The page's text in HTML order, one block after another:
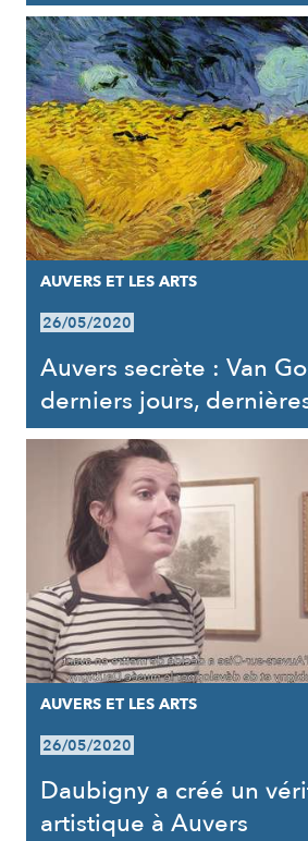
AUVERS ET LES ARTS
26/05/2020
Auvers secrète : Van
derniers jours,
AUVERS ET LES ARTS
26/05/2020
Daubigny a créé un
artistique à Auvers